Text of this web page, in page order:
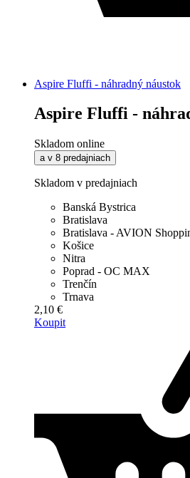
Aspire Fluffi - náhradný náustok
Aspire Fluffi -
Skladom online
a v 8 predajniach
Skladom v predajniach
Banská Bystrica
Bratislava
Bratislava - AVION
Košice
Nitra
Poprad - OC MAX
Trenčín
Trnava
2,10 €
Koupit